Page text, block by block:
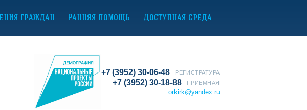
граждан Ранняя помощь Доступная среда
+7 (3952) 30-06-48 РЕГИСТРАТУРА
+7 (3952) 30-18-88 ПРИЁМНАЯ
orkirk@yandex.ru